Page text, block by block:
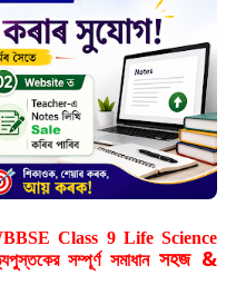
Class 9 Life Science
সম্পূর্ণ সমাধানসহজ &